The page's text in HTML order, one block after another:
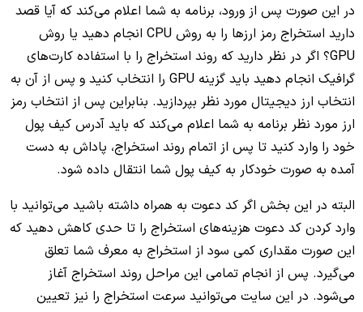
در این صورت پس از ورود، برنامه به شما اعلام می‌کند که آیا قصد
دارید استخراج رمز ارزها را به روش CPU انجام دهید یا روش
GPU؟ اگر در نظر دارید که روند استخراج را با استفاده کارت‌های
گرافیک انجام دهید باید گزینه GPU را انتخاب کنید و پس از آن به
انتخاب ارز دیجیتال مورد نظر بپردازید. بنابراین پس از انتخاب رمز
ارز مورد نظر برنامه به شما اعلام می‌کند که باید آدرس کیف پول
خود را وارد کنید تا پس از اتمام روند استخراج، پاداش به دست
آمده به صورت خودکار به کیف پول شما انتقال داده شود.
البته در این بخش اگر کد دعوت به همراه داشته باشید می‌توانید با
وارد کردن کد دعوت هزینه‌های استخراج را تا حدی کاهش دهید که
این صورت مقداری کمی سود از استخراج به معرف شما تعلق
می‌گیرد. پس از انجام تمامی این مراحل روند استخراج آغاز
می‌شود. در این سایت می‌توانید سرعت استخراج را نیز تعیین